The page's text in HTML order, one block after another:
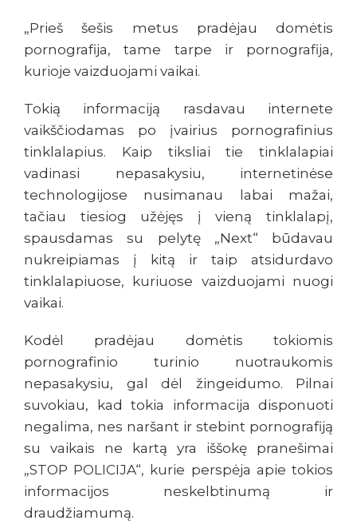
„Prieš šešis metus pradėjau domėtis
pornografija, tame tarpe ir pornografija,
kurioje vaizduojami vaikai.
Tokią informaciją rasdavau internete
vaikščiodamas po įvairius pornografinius
tinklalapius. Kaip tiksliai tie tinklalapiai
vadinasi nepasakysiu, internetinėse
technologijose nusimanau labai mažai,
tačiau tiesiog užėjęs į vieną tinklalapį,
spausdamas su pelytę „Next“ būdavau
nukreipiamas į kitą ir taip atsidurdavo
tinklalapiuose, kuriuose vaizduojami nuogi
vaikai.
Kodėl pradėjau domėtis tokiomis
pornografinio turinio nuotraukomis
nepasakysiu, gal dėl žingeidumo. Pilnai
suvokiau, kad tokia informacija disponuoti
negalima, nes naršant ir stebint pornografiją
su vaikais ne kartą yra iššokę pranešimai
„STOP POLICIJA“, kurie perspėja apie tokios
informacijos neskelbtinumą ir
draudžiamumą.